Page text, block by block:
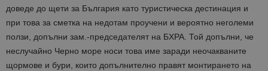
доведе до щети за България като туристическа дестинация и
при това за сметка на недотам проучени и вероятно неголеми
ползи, допълни зам.-председателят на БХРА. Той допълни, че
неслучайно Черно море носи това име заради неочакваните
щормове и бури, които допълнително правят монтирането на